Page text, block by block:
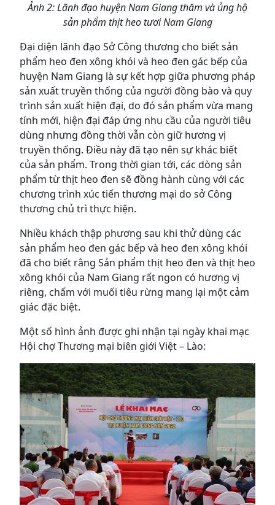
Ảnh 2: Lãnh đạo huyện Nam Giang thăm và ủng hộ
sản phẩm thịt heo tươi Nam Giang
Đại diện lãnh đạo Sở Công thương cho biết sản
phẩm heo đen xông khói và heo đen gác bếp của
huyện Nam Giang là sự kết hợp giữa phương pháp
sản xuất truyền thống của người đồng bào và quy
trình sản xuất hiện đại, do đó sản phẩm vừa mang
tính mới, hiện đại đáp ứng nhu cầu của người tiêu
dùng nhưng đồng thời vẫn còn giữ hương vị
truyền thống. Điều này đã tạo nên sự khác biết
của sản phẩm. Trong thời gian tới, các dòng sản
phẩm từ thịt heo đen sẽ đồng hành cùng với các
chương trình xúc tiến thương mại do sở Công
thương chủ trì thực hiện.
Nhiều khách thập phương sau khi thử dùng các
sản phẩm heo đen gác bếp và heo đen xông khói
đã cho biết rằng Sản phẩm thịt heo đen và thịt heo
xông khói của Nam Giang rất ngon có hương vị
riêng, chấm với muối tiêu rừng mang lại một cảm
giác đặc biệt.
Một số hình ảnh được ghi nhận tại ngày khai mạc
Hội chợ Thương mại biên giới Việt – Lào: